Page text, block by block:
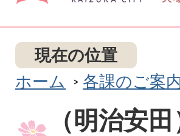
現在の位置
ホーム
各課のご案
（明治安